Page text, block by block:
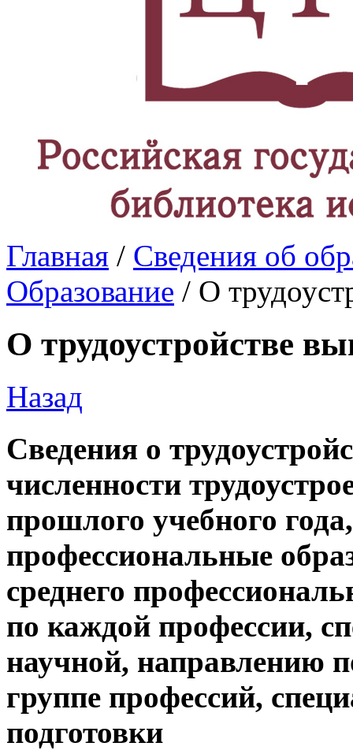
Главная / Сведения об
Образование / О
О трудоустройстве
Назад
Сведения о
численности
прошлого учебного
профессиональные
среднего
по каждой профессии,
научной, направлению
группе профессий,
подготовки